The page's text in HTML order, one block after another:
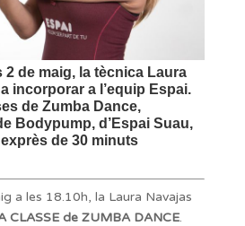
de maig, la tècnica Laura
incorporar a l’equip Espai.
de Zumba Dance,
Bodypump, d’Espai Suau,
de 30 minuts
a les 18.10h, la Laura Navajas
CLASSE de ZUMBA DANCE.